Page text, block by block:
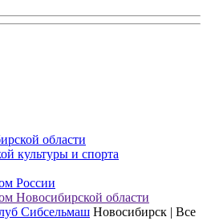
Сибсельмаш Новосибирск | Все